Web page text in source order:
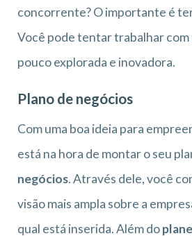
concorrente? O importante é
Você pode tentar trabalhar com
pouco explorada e inovadora.
Plano de negócios
Com uma boa ideia para
está na hora de montar o seu
negócios. Através dele, você
visão mais ampla sobre a
qual está inserida. Além do